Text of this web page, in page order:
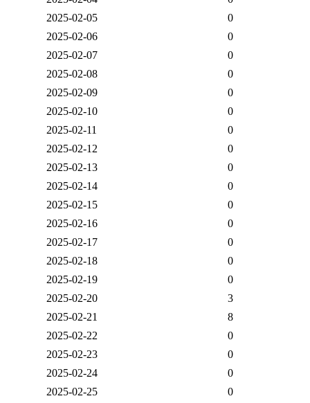
2025-02-05
0
2025-02-06
0
2025-02-07
0
2025-02-08
0
2025-02-09
0
2025-02-10
0
2025-02-11
0
2025-02-12
0
2025-02-13
0
2025-02-14
0
2025-02-15
0
2025-02-16
0
2025-02-17
0
2025-02-18
0
2025-02-19
0
2025-02-20
3
2025-02-21
8
2025-02-22
0
2025-02-23
0
2025-02-24
0
2025-02-25
0